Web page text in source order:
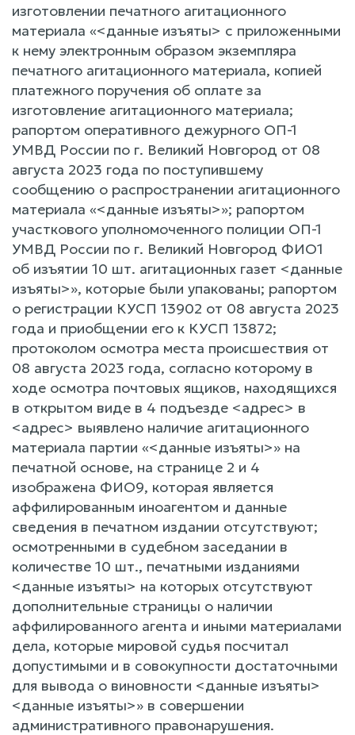
изготовлении печатного агитационного
материала «<данные изъяты> с приложенными
к нему электронным образом экземпляра
печатного агитационного материала, копией
платежного поручения об оплате за
изготовление агитационного материала;
рапортом оперативного дежурного ОП-1
УМВД России по г. Великий Новгород от 08
августа 2023 года по поступившему
сообщению о распространении агитационного
материала «<данные изъяты>»; рапортом
участкового уполномоченного полиции ОП-1
УМВД России по г. Великий Новгород ФИО1
об изъятии 10 шт. агитационных газет <данные
изъяты>», которые были упакованы; рапортом
о регистрации КУСП 13902 от 08 августа 2023
года и приобщении его к КУСП 13872;
протоколом осмотра места происшествия от
08 августа 2023 года, согласно которому в
ходе осмотра почтовых ящиков, находящихся
в открытом виде в 4 подъезде <адрес> в
<адрес> выявлено наличие агитационного
материала партии «<данные изъяты>» на
печатной основе, на странице 2 и 4
изображена ФИО9, которая является
аффилированным иноагентом и данные
сведения в печатном издании отсутствуют;
осмотренными в судебном заседании в
количестве 10 шт., печатными изданиями
<данные изъяты> на которых отсутствуют
дополнительные страницы о наличии
аффилированного агента и иными материалами
дела, которые мировой судья посчитал
допустимыми и в совокупности достаточными
для вывода о виновности <данные изъяты>
<данные изъяты>» в совершении
административного правонарушения.